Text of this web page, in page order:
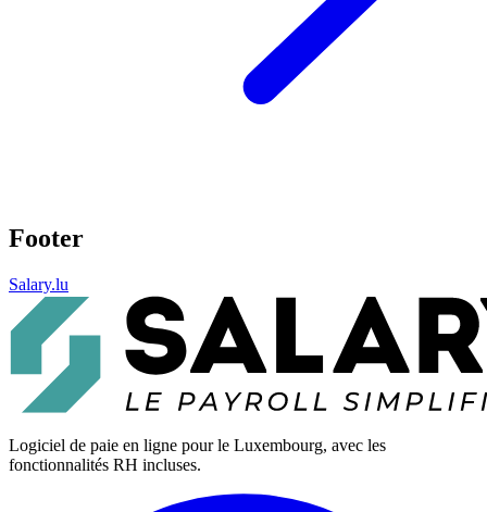
Footer
Salary.lu
Logiciel de paie en ligne pour le Luxembourg, avec les
fonctionnalités RH incluses.